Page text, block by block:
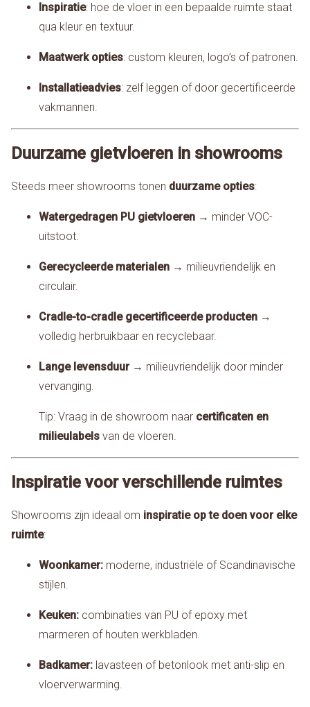
Inspiratie: hoe de vloer in een bepaalde ruimte staat
qua kleur en textuur.
Maatwerk opties: custom kleuren, logo’s of patronen.
Installatieadvies: zelf leggen of door gecertificeerde
vakmannen.
Duurzame gietvloeren in showrooms
Steeds meer showrooms tonen duurzame opties:
Watergedragen PU gietvloeren→ minder VOC-
uitstoot.
Gerecycleerde materialen→ milieuvriendelijk en
circulair.
Cradle-to-cradle gecertificeerde producten→
volledig herbruikbaar en recyclebaar.
Lange levensduur→ milieuvriendelijk door minder
vervanging.
Tip: Vraag in de showroom naar certificaten en
milieulabelsvan de vloeren.
Inspiratie voor verschillende ruimtes
Showrooms zijn ideaal om inspiratie op te doen voor elke
ruimte:
Woonkamer:moderne, industriële of Scandinavische
stijlen.
Keuken:combinaties van PU of epoxy met
marmeren of houten werkbladen.
Badkamer:lavasteen of betonlook met anti-slip en
vloerverwarming.